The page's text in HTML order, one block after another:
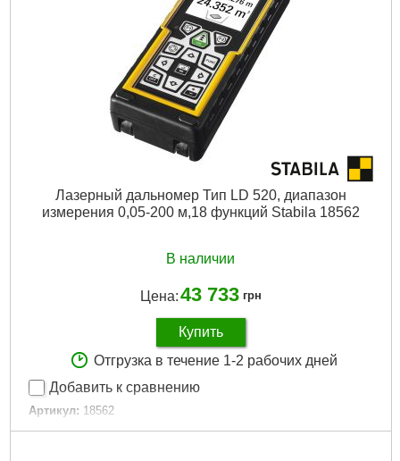
Лазерный дальномер Тип LD 520, диапазон
измерения 0,05-200 м,18 функций Stabila 18562
В наличии
Цена:43 733 грн
Купить
Отгрузка в течение 1-2 рабочих дней
Добавить к сравнению
Артикул: 18562
Код товара: 19.21.94